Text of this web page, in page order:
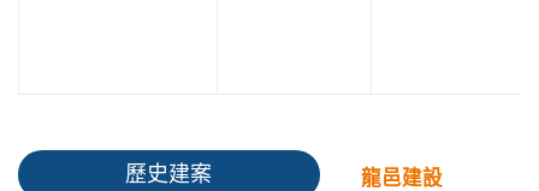
歷史建案 龍邑建設